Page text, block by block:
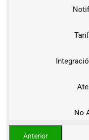
No